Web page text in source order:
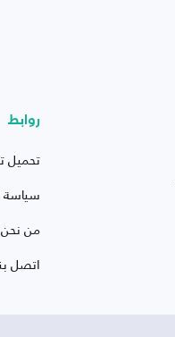
روابط
تحميل
من نحن
اتصل